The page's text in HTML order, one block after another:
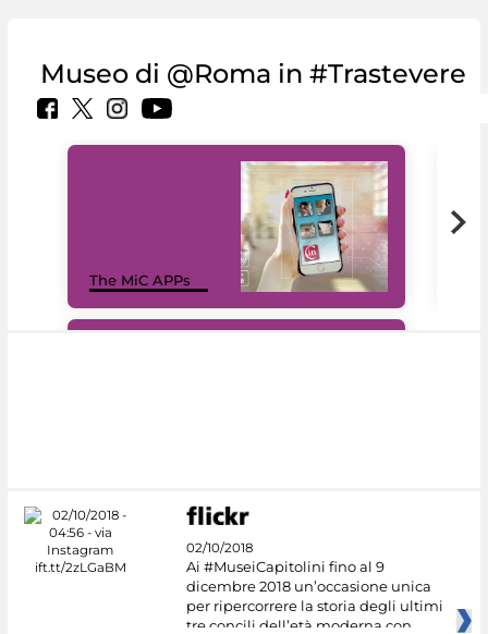
Museo di @Roma in #Trastevere
The MiC APPs
02/10/2018
Ai #MuseiCapitolini fino al 9
dicembre 2018 un’occasione unica
per ripercorrere la storia degli ultimi
tre concili dell’età moderna con